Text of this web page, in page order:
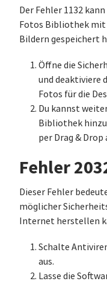
Der Fehler 1132
Fotos Bibliothek mit
Bildern gespeichert
Öffne die
und deaktiviere
Fotos für die
Du kannst
Bibliothek
per Drag &
Fehler
Dieser Fehler
möglicher
Internet herstellen
Schalte
aus.
Lasse die